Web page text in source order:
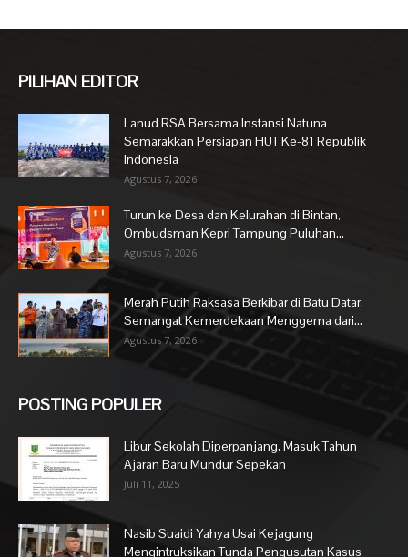
PILIHAN EDITOR
Lanud RSA Bersama Instansi Natuna
Semarakkan Persiapan HUT Ke-81 Republik
Indonesia
Agustus 7, 2026
Turun ke Desa dan Kelurahan di Bintan,
Ombudsman Kepri Tampung Puluhan...
Agustus 7, 2026
Merah Putih Raksasa Berkibar di Batu Datar,
Semangat Kemerdekaan Menggema dari...
Agustus 7, 2026
POSTING POPULER
Libur Sekolah Diperpanjang, Masuk Tahun
Ajaran Baru Mundur Sepekan
Juli 11, 2025
Nasib Suaidi Yahya Usai Kejagung
Mengintruksikan Tunda Pengusutan Kasus